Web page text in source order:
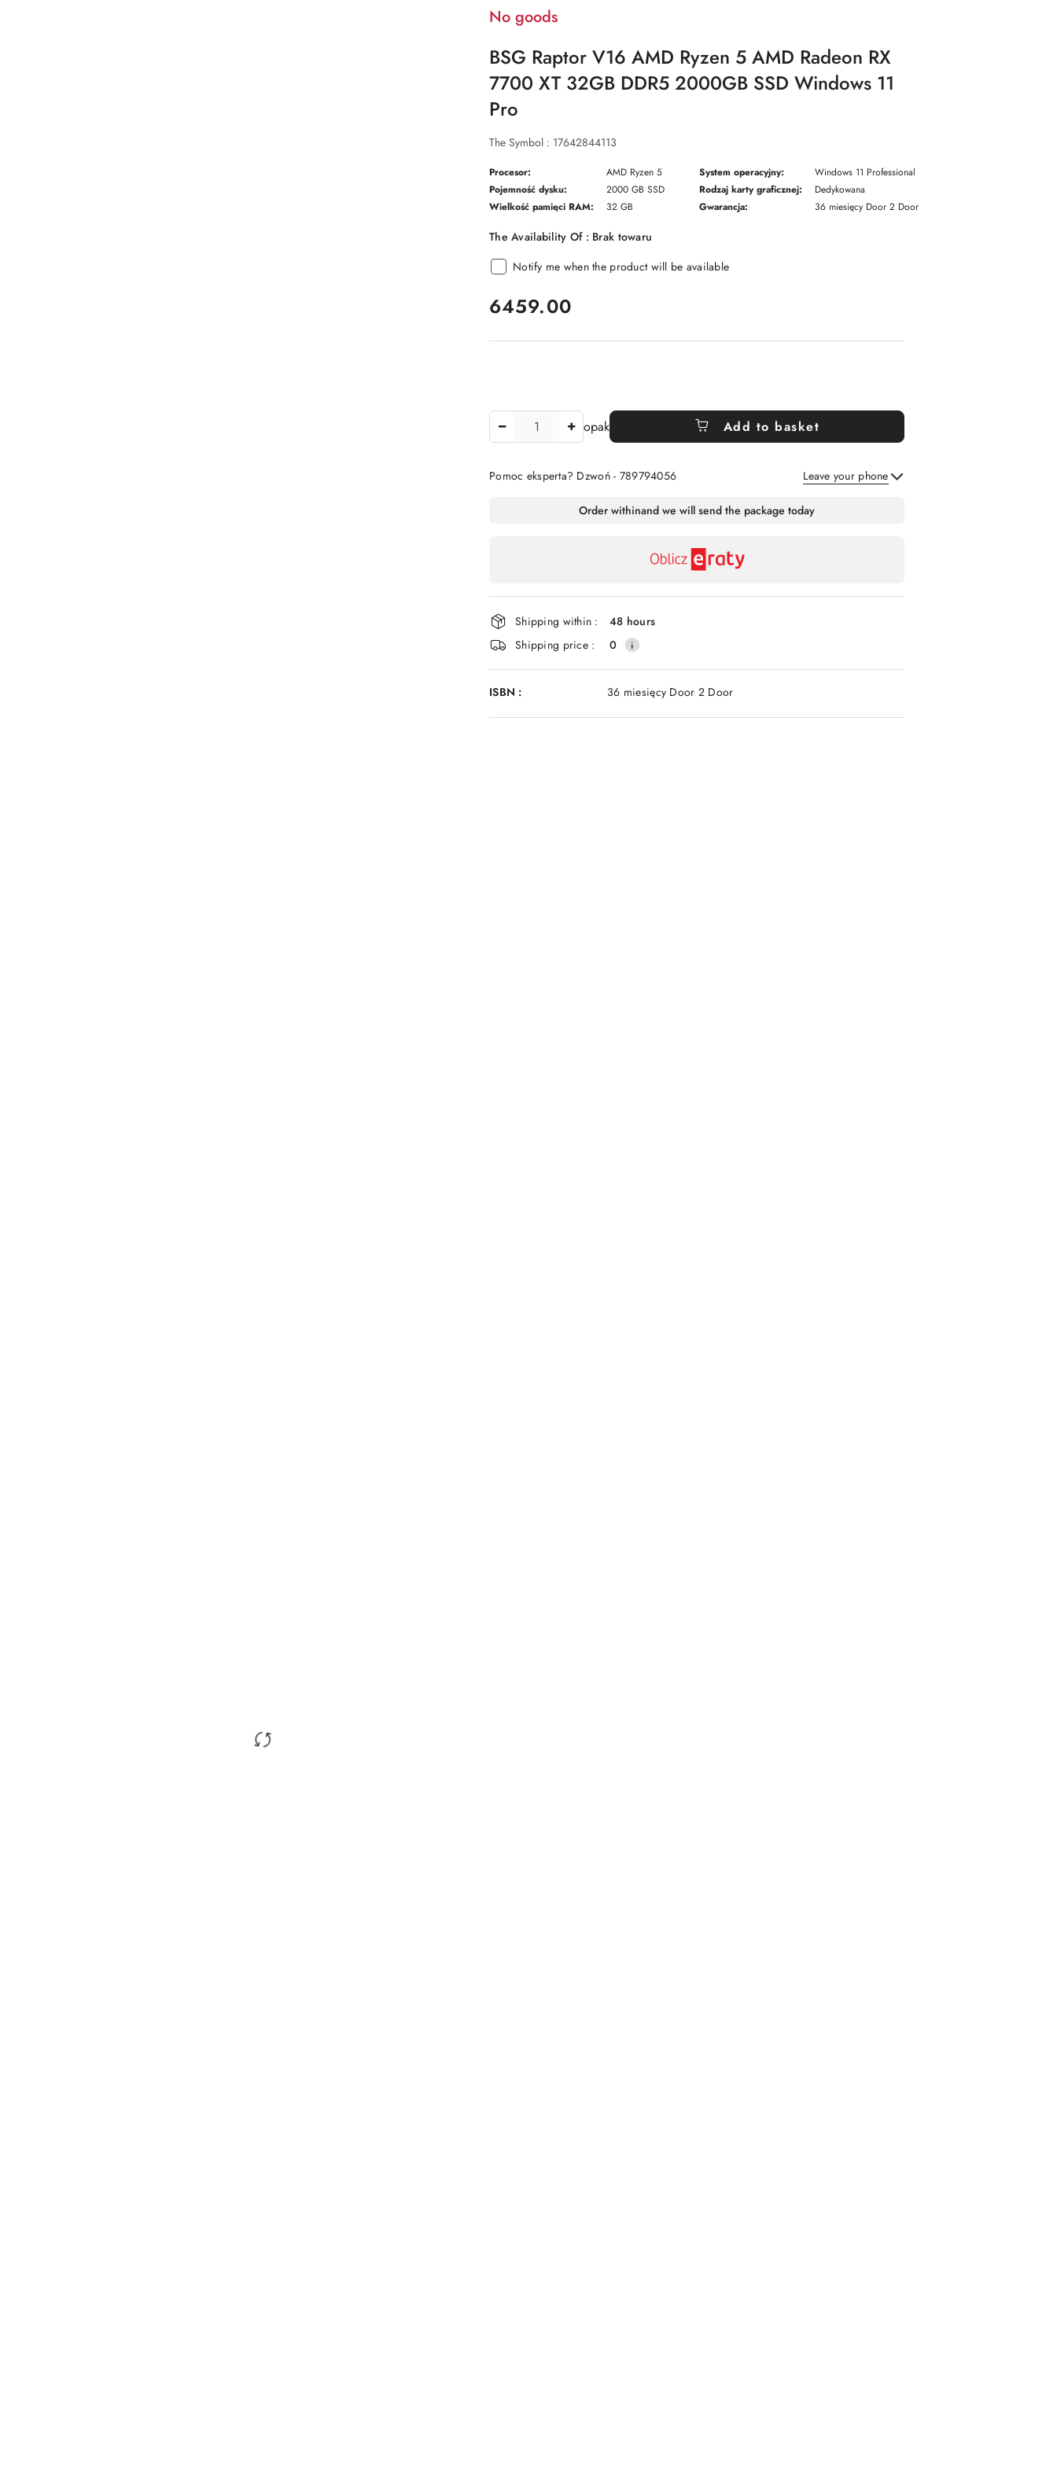
No goods
BSG Raptor V16 AMD Ryzen 5 AMD Radeon RX
7700 XT 32GB DDR5 2000GB SSD Windows 11
Pro
The Symbol : 17642844113
Procesor: AMD Ryzen 5 System operacyjny:
Windows 11 Professional
Pojemność dysku:
2000 GB SSD Rodzaj karty graficznej:
Dedykowana
Wielkość pamięci RAM:
32 GB Gwarancja: 36 miesięcy Door 2 Door
The Availability Of : Brak towaru
Notify me when the product will be available
price:
6459.00
Amount
opak Add to basket
Pomoc eksperta? Dzwoń - 789794056 Leave your phone
AvailabilityOrder withinand we will send the package today
Shipping within :
48 hours
Shipping price :
0
ISBN : 36 miesięcy Door 2 Door